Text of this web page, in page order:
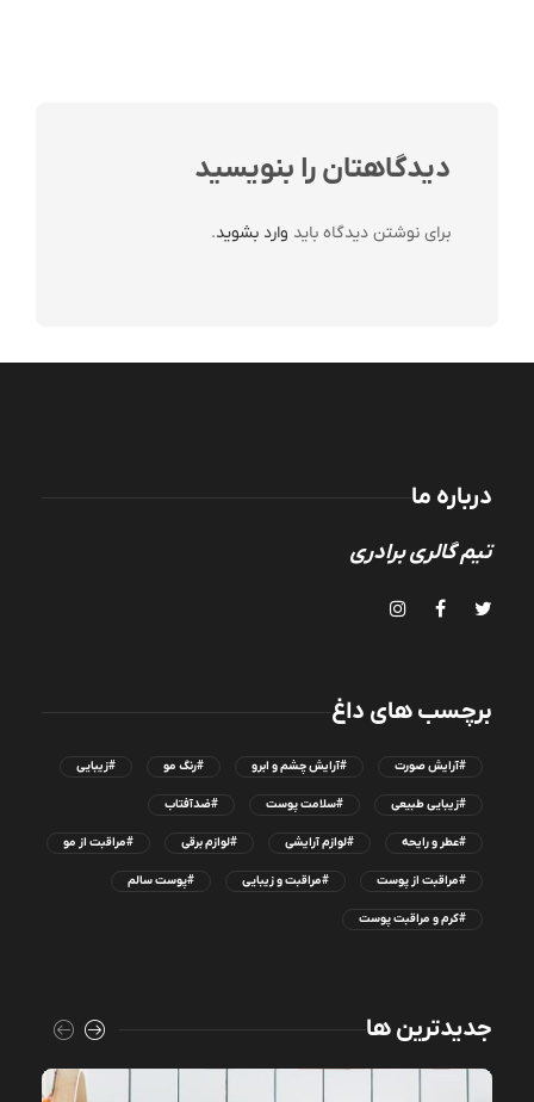
دیدگاهتان را بنویسید
برای نوشتن دیدگاه باید وارد بشوید.
درباره ما
تیم گالری برادری
برچسب های داغ
#آرایش صورت #آرایش چشم و ابرو #رنگ مو #زیبایی
#زیبایی طبیعی #سلامت پوست #ضدآفتاب
#عطر و رایحه #لوازم آرایشی #لوازم برقی #مراقبت از مو
#مراقبت از پوست #مراقبت و زیبایی #پوست سالم
#کرم و مراقبت پوست
جدیدترین ها